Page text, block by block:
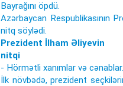
Bayrağını öpdü.
Azərbaycan Respublikasının
nitq söylədi.
Prezident İlham Əliyevin
nitqi
- Hörmətli xanımlar və cənablar.
İlk növbədə, prezident